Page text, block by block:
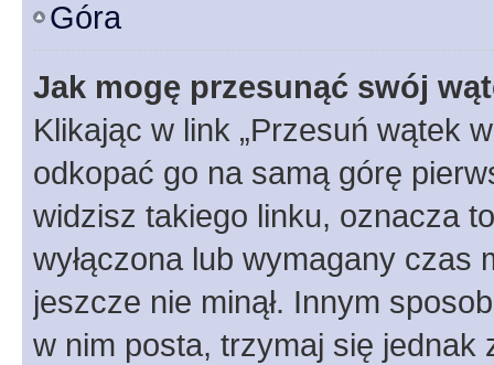
Góra
Jak mogę przesunąć swój
Klikając w link „Przesuń wątek
odkopać go na samą górę
widzisz takiego linku, oznacza
wyłączona lub wymagany czas
jeszcze nie minął. Innym
w nim posta, trzymaj się jednak